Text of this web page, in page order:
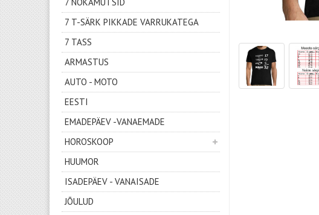
7 T-SÄRK PIKKADE VARRUKATEGA
7 TASS
ARMASTUS
AUTO - MOTO
EESTI
EMADEPÄEV -VANAEMADE
HOROSKOOP
HUUMOR
ISADEPÄEV - VANAISADE
JÕULUD